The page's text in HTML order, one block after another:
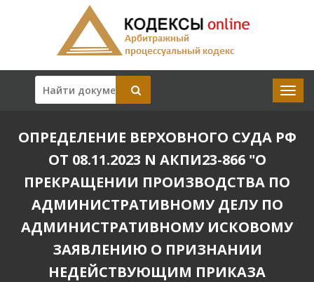
ОПРЕДЕЛЕНИЕ ВЕРХОВНОГО СУДА РФ
ОТ 08.11.2023 N АКПИ23-866 "О
ПРЕКРАЩЕНИИ ПРОИЗВОДСТВА ПО
АДМИНИСТРАТИВНОМУ ДЕЛУ ПО
АДМИНИСТРАТИВНОМУ ИСКОВОМУ
ЗАЯВЛЕНИЮ О ПРИЗНАНИИ
НЕДЕЙСТВУЮЩИМ ПРИКАЗА